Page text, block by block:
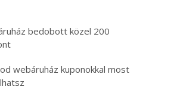
bedobott közel 200
webáruház kuponokkal most